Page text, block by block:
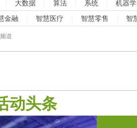
大数据 算法 系统 机器
金融 智慧医疗 智慧零售 智
道
动头条